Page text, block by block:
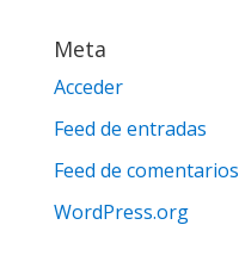
Meta
Acceder
Feed de entradas
Feed de comentarios
WordPress.org